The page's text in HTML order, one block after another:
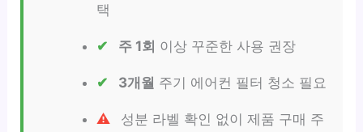
택
주 1회 이상 꾸준한 사용 권장
3개월 주기 에어컨 필터 청소 필요
성분 라벨 확인 없이 제품 구매 주